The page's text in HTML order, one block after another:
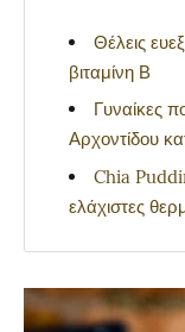
Θέλεις
βιταμίνη Β
Γυναίκες
Αρχοντίδου
Chia
ελάχιστες